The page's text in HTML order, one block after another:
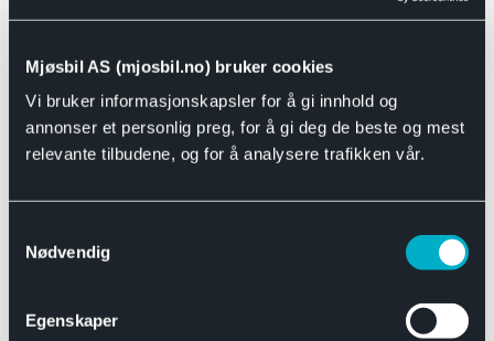
Mjøsbil AS (mjosbil.no) bruker cookies
Vi bruker informasjonskapsler for å gi innhold og
annonser et personlig preg, for å gi deg de beste og mest
relevante tilbudene, og for å analysere trafikken vår.
Nødvendig
Egenskaper
Motor og drivverk
Se alle Universal
Bremsedeler
Se alle Bremsedeler
Bremsenippler
Drivline og motor
Se alle Drivline og motor
Eksosanlegg